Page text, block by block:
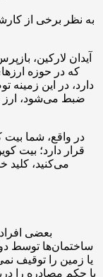
به نظر برخی از
آیدان لارکین،
دارد، در این
ضبط می‌شود، ارز
در واقع، شما بیت
قرار دارد؛ بیت
می‌کنید، کلید
بعضی
ساختمان‌ها توسط
یا زمین را توقیف
یا حکم مصادره را